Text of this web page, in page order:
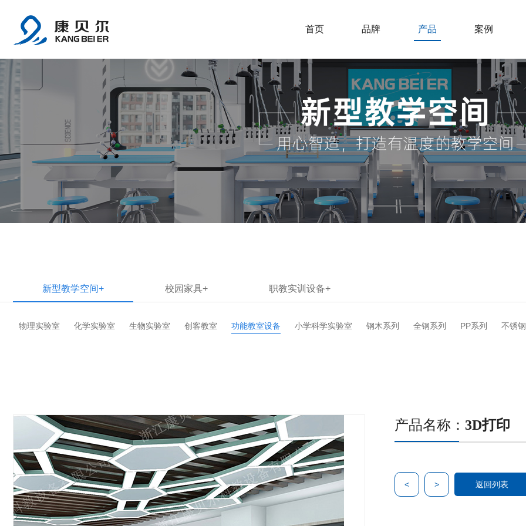
首页 品牌 产品 案例
新型教学空间+ 校园家具+ 职教实训设备+
物理实验室 化学实验室 生物实验室 创客教室 功能教室设备 小学科学实验室 钢木系列 全钢系列 PP系列 不锈
产品名称： 3D打印
< > 返回列表